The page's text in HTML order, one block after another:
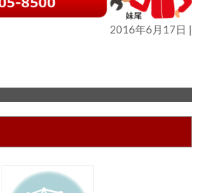
2016年6月17日 |